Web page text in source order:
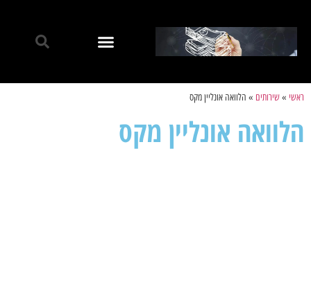
ראשי »שירותים » הלוואה אונליין מקס
הלוואה אונליין מקס